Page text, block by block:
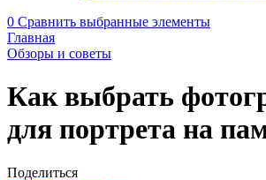
0 Сравнить выбранные элементы
Главная
Обзоры и советы
Как выбрать
для портрета на
Поделиться